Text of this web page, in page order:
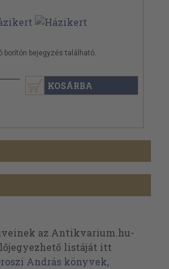
borítón bejegyzés található.
KOSÁRBA
az Antikvarium.hu-
listáját itt
András könyvek,